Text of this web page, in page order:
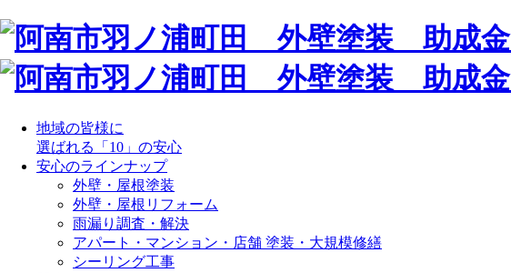
地域の皆様に
選ばれる「10」の安心
安心のラインナップ
外壁・屋根塗装
外壁・屋根リフォーム
雨漏り調査・解決
アパート・マンション・店舗 塗装・大規模修繕
シーリング工事